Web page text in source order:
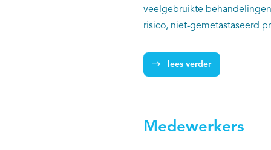
veelgebruikte
risico, niet-gemetastaseerd
over de meest optimale
deze patiëntenpopulatie. Met
we hier meer inzicht in geven.
lees verder
Medewerkers